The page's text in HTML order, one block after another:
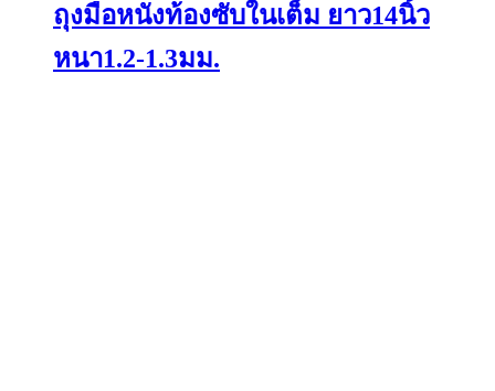
variants.
The
options
may
ถุงมือหนังท้องซับในเต็ม ยาว14นิ้ว
หนา1.2-1.3มม.